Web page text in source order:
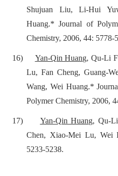
Shujuan Liu, Li-Hui
Huang.* Journal of
Chemistry, 2006, 44: 5778-
16) Yan-Qin Huang, Qu-Li
Lu, Fan Cheng, Guang-
Wang, Wei Huang.*
Polymer Chemistry, 2006,
17) Yan-Qin Huang, Qu-
Chen, Xiao-Mei Lu, Wei
5233-5238.